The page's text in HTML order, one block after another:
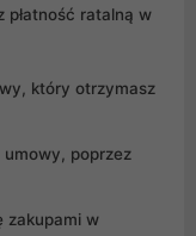
płatność ratalną w
który otrzymasz
poprzez
zakupami w